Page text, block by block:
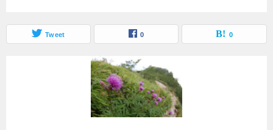
Tweet 0 0